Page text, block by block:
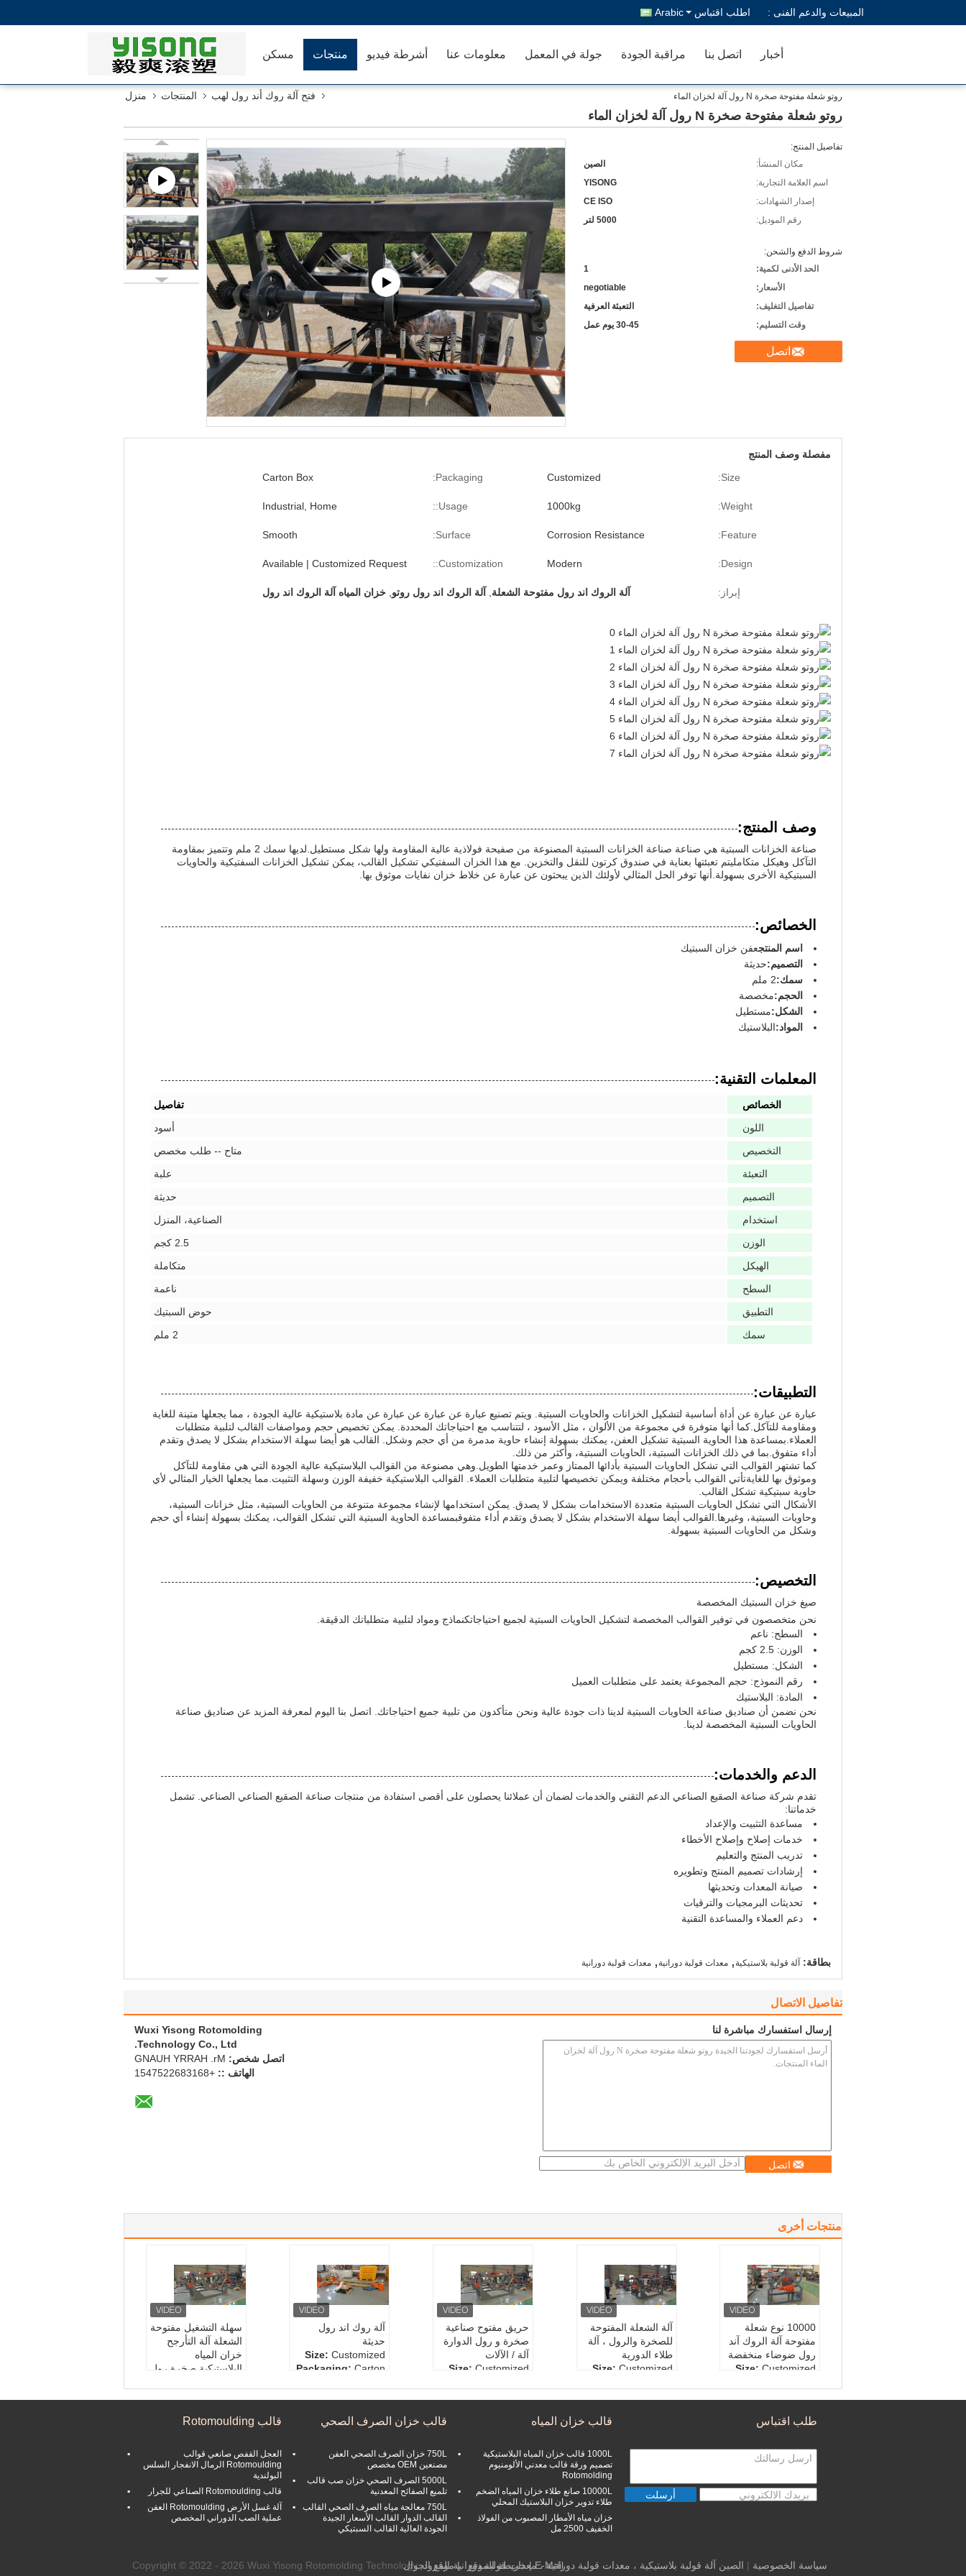
المبيعات والدعم الفنى : اطلب اقتباس Arabic
مسكن منتجات أشرطة فيديو معلومات عنا جولة في المعمل مراقبة الجودة اتصل بنا أخبار
منزل المنتجات فتح آلة روك أند رول لهب روتو شعلة مفتوحة صخرة N رول آلة لخزان الماء
روتو شعلة مفتوحة صخرة N رول آلة لخزان الماء
تفاصيل المنتج:
مكان المنشأ:
الصين
اسم العلامة التجارية:
YISONG
إصدار الشهادات:
CE ISO
رقم الموديل:
5000 لتر
شروط الدفع والشحن:
الحد الأدنى لكمية:
1
الأسعار:
negotiable
تفاصيل التغليف:
التعبئة العرفية
وقت التسليم:
30-45 يوم عمل
اتصل
مفصلة وصف المنتج
Size:
Customized
Packaging:
Carton Box
Weight:
1000kg
Usage::
Industrial, Home
Feature:
Corrosion Resistance
Surface:
Smooth
Design:
Modern
Customization::
Available | Customized Request
إبراز: آلة الروك اند رول مفتوحة الشعلة آلة الروك اند رول روتو خزان المياه آلة الروك اند رول
وصف المنتج:
صناعة الخزانات السبتية هي صناعة صناعة الخزانات السبتية المصنوعة من صفيحة فولاذية عالية المقاومة ولها شكل مستطيل.لديها سمك 2 ملم وتتميز بمقاومة
التآكل وهيكل متكامليتم تعبئتها بعناية في صندوق كرتون للنقل والتخزين. مع هذا الخزان السفتيكي تشكيل القالب، يمكن تشكيل الخزانات السفتيكية والحاويات
السبتيكية الأخرى بسهولة.أنها توفر الحل المثالي لأولئك الذين يبحثون عن عبارة عن خلاط خزان نفايات موثوق بها.
الخصائص:
اسم المنتجعفن خزان السبتيك
التصميم:حديثة
سمك:2 ملم
الحجم:مخصصة
الشكل:مستطيل
المواد:البلاستيك
المعلمات التقنية:
الخصائص
تفاصيل
اللون
أسود
التخصيص
متاح -- طلب مخصص
التعبئة
علبة
التصميم
حديثة
استخدام
الصناعية، المنزل
الوزن
2.5 كجم
الهيكل
متكاملة
السطح
ناعمة
التطبيق
حوض السبتيك
سمك
2 ملم
التطبيقات:
عبارة عن عبارة عن أداة أساسية لتشكيل الخزانات والحاويات السبتية. ويتم تصنيع عبارة عن عبارة عن عبارة عن مادة بلاستيكية عالية الجودة ، مما يجعلها متينة للغاية
ومقاومة للتآكل.كما أنها متوفرة في مجموعة من الألوان ، مثل الأسود ، لتتناسب مع احتياجاتك المحددة. يمكن تخصيص حجم ومواصفات القالب لتلبية متطلبات
العملاء.بمساعدة هذا الحاوية السبتية تشكيل العفن، يمكنك بسهولة إنشاء حاوية مدمرة من أي حجم وشكل. القالب هو أيضا سهلة الاستخدام بشكل لا يصدق وتقدم
أداء متفوق.بما في ذلك الخزانات السبتية، الحاويات السبتية، وأكثر من ذلك.
كما تشتهر القوالب التي تشكل الحاويات السبتية بأدائها الممتاز وعمر خدمتها الطويل.وهي مصنوعة من القوالب البلاستيكية عالية الجودة التي هي مقاومة للتآكل
وموثوق بها للغايةتأتي القوالب بأحجام مختلفة ويمكن تخصيصها لتلبية متطلبات العملاء. القوالب البلاستيكية خفيفة الوزن وسهلة التثبيت.مما يجعلها الخيار المثالي لأي
حاوية سبتيكية تشكل القالب.
الأشكال التي تشكل الحاويات السبتية متعددة الاستخدامات بشكل لا يصدق. يمكن استخدامها لإنشاء مجموعة متنوعة من الحاويات السبتية، مثل خزانات السبتية،
وحاويات السبتية، وغيرها.القوالب أيضا سهلة الاستخدام بشكل لا يصدق وتقدم أداء متفوقبمساعدة الحاوية السبتية التي تشكل القوالب، يمكنك بسهولة إنشاء أي حجم
وشكل من الحاويات السبتية بسهولة.
التخصيص:
صيغ خزان السبتيك المخصصة
نحن متخصصون في توفير القوالب المخصصة لتشكيل الحاويات السبتية لجميع احتياجاتكنماذج ومواد لتلبية متطلباتك الدقيقة.
السطح: ناعم
الوزن: 2.5 كجم
الشكل: مستطيل
رقم النموذج: حجم المجموعة يعتمد على متطلبات العميل
المادة: البلاستيك
نحن نضمن أن صناديق صناعة الحاويات السبتية لدينا ذات جودة عالية ونحن متأكدون من تلبية جميع احتياجاتك. اتصل بنا اليوم لمعرفة المزيد عن صناديق صناعة
الحاويات السبتية المخصصة لدينا.
الدعم والخدمات:
تقدم شركة صناعة الصقيع الصناعي الدعم التقني والخدمات لضمان أن عملائنا يحصلون على أقصى استفادة من منتجات صناعة الصقيع الصناعي الصناعي. تشمل
خدماتنا:
مساعدة التثبيت والإعداد
خدمات إصلاح وإصلاح الأخطاء
تدريب المنتج والتعليم
إرشادات تصميم المنتج وتطويره
صيانة المعدات وتحديثها
تحديثات البرمجيات والترقيات
دعم العملاء والمساعدة التقنية
بطاقة: آلة قولبة بلاستيكية , معدات قولبة دورانية , معدات قولبة دورانية
تفاصيل الاتصال
Wuxi Yisong Rotomolding
Technology Co., Ltd.
اتصل شخص: Mr. HARRY HUANG
الهاتف :: +8613862257451
إرسال استفسارك مباشرة لنا
اتصل
منتجات أخرى
سهلة التشغيل مفتوحة
الشعلة آلة التأرجح
خزان المياه
البلاستيكية صخرة رول
Box
Usage:: Industrial,
Home
آلة روك اند رول
حديثة
Size:Customized
Packaging:Carton
Home
حريق مفتوح صناعية
صخرة و رول الدوارة
آلة / الآلات
Size: Customized
Usage::
آلة الشعلة المفتوحة
للصخرة والرول ، آلة
طلاء الدورية
Size: Customized
Usage::
10000 نوع شعلة
مفتوحة آلة الروك آند
رول ضوضاء منخفضة
Size:Customized
Usage::Industrial,
قالب Rotomoulding
العجل القفص صانعي قوالب
Rotomoulding الرمال الانفجار السلس
البولندية
قالب Rotomoulding الصناعي للجرار
آلة غسل الأرض Rotomoulding العفن
عملية الصب الدوراني المخصص
قالب خزان الصرف الصحي
750L خزان الصرف الصحي العفن
مصنعين OEM مخصص
5000L الصرف الصحي خزان صب قالب
تلميع الصفائح المعدنية
750L معالجة مياه الصرف الصحي القالب
القالب الدوار القالب الأسعار الجيدة
الجودة العالية القالب السبتيكي
قالب خزان المياه
1000L قالب خزان المياه البلاستيكية
تصميم ورقة قالب معدني الألومنيوم
Rotomolding
10000L صانع طلاء خزان المياه الضخم
طلاء تدوير خزان البلاستيك المحلي
خزان مياه الأمطار المصبوب من الفولاذ
الخفيف 2500 مل
طلب اقتباس
أرسلت
E-Mail
|خريطة الموقع | موقع الجوال سياسة الخصوصية | الصين آلة قولبة بلاستيكية ، معدات قولبة دورانية ، معدات قولبة دورانية المزود.Copyright © 2022 - 2026 Wuxi Yisong Rotomolding Technology